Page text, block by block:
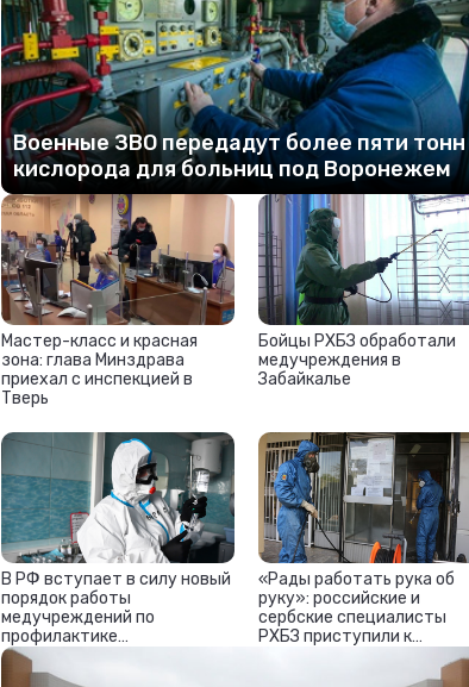
Военные ЗВО передадут более пяти тонн
кислорода для больниц под Воронежем
Мастер-класс и красная
зона: глава Минздрава
приехал с инспекцией в
Тверь
Бойцы РХБЗ обработали
медучреждения в
Забайкалье
В РФ вступает в силу новый
порядок работы
медучреждений по
профилактике
коронавируса
«Рады работать рука об
руку»: российские и
сербские специалисты
РХБЗ приступили к
медучреждений Белграда